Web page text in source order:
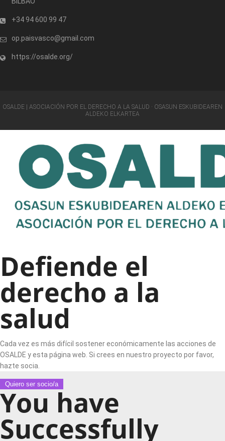
+34 94 600 99 47
op.paisvasco@gmail.com
https://osalde.org/
OSALDE | ASOCIACIÓN POR EL DERECHO A LA SALUD · OSASUN ESKUBIDEAREN
ALDEKO ELKARTEA
Defiende el
derecho a la
salud
Cada vez es más difícil sostener económicamente las acciones de
OSALDE y esta página web. Si crees en nuestro proyecto por favor,
hazte socia.
Quiero ser socio/a
You have
Successfully